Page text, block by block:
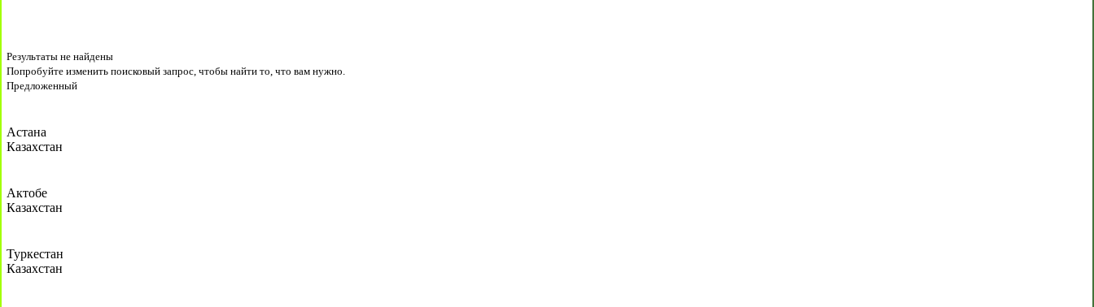
Результаты не найдены
Попробуйте изменить поисковый запрос, чтобы найти то, что вам нужно.
Предложенный
Астана
Казахстан
Актобе
Казахстан
Туркестан
Казахстан